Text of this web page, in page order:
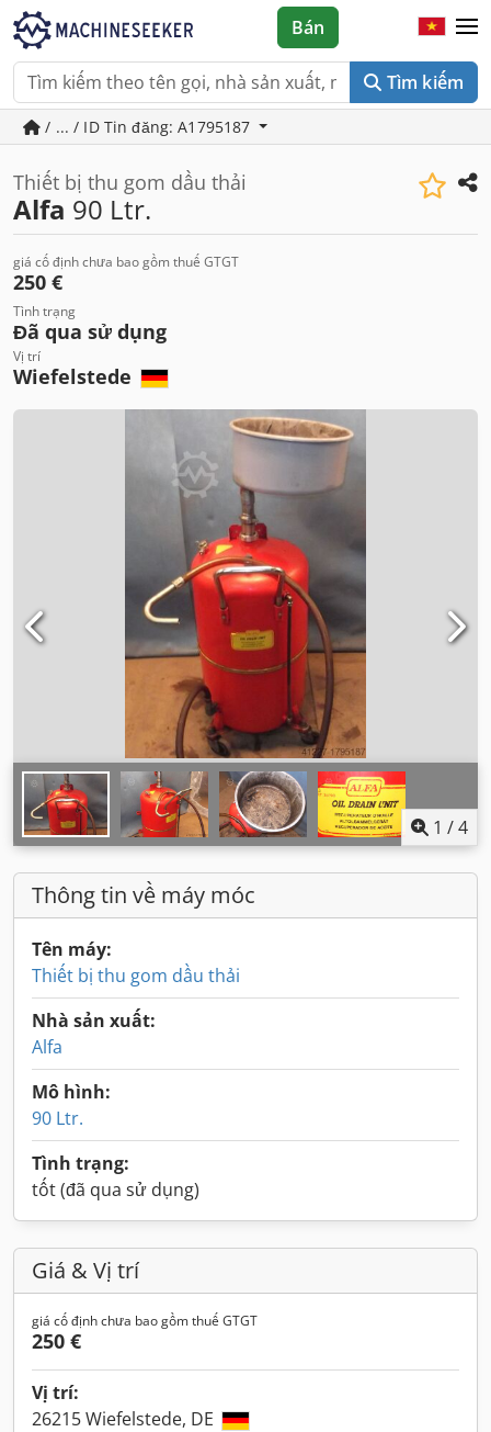
Tìm kiếm
Bán
/ ... / ID Tin đăng: A1795187
Thiết bị thu gom dầu thải
Alfa 90 Ltr.
giá cố định chưa bao gồm thuế GTGT
250 €
Tình trạng
Đã qua sử dụng
Vị trí
Wiefelstede
1 /4
Thông tin về máy móc
Tên máy:
Thiết bị thu gom dầu thải
Nhà sản xuất:
Alfa
Mô hình:
90 Ltr.
Tình trạng:
tốt (đã qua sử dụng)
Giá & Vị trí
giá cố định chưa bao gồm thuế GTGT
250 €
Vị trí:
26215 Wiefelstede, DE